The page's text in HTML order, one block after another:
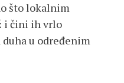
što lokalnim
i čini ih vrlo
u određenim